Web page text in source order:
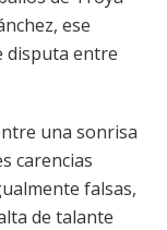
ese
disputa entre
una sonrisa
carencias
falsas,
de talante